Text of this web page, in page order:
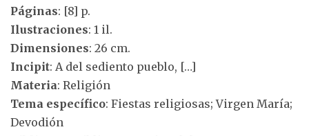
Páginas: [8] p.
Ilustraciones: 1 il.
Dimensiones: 26 cm.
Incipit: A del sediento pueblo, […]
Materia: Religión
Tema específico: Fiestas religiosas; Virgen María;
Devodión